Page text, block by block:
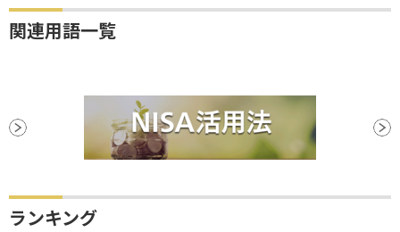
関連用語一覧
ランキング